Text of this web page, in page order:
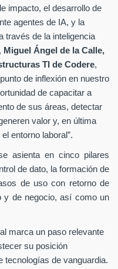
impacto, el desarrollo de
agentes de IA, y la
través de la inteligencia
Miguel Ángel de la Calle,
TI de Codere,
de inflexión en nuestro
de capacitar a
de sus áreas, detectar
valor y, en última
entorno laboral”.
asienta en cinco pilares
de dato, la formación de
de uso con retorno de
y de negocio, así como un
marca un paso relevante
su posición
tecnologías de vanguardia.